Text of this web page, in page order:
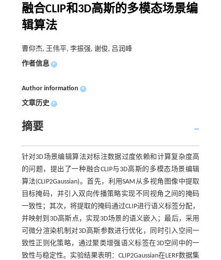
融合CLIP和3D高斯的多模态场景编
辑算法
曹仰杰, 王伟平, 李振强, 谢俊, 吕润峰
作者信息 +
Author information +
文章历史 +
摘要
针对3D场景编辑算法对标注数据过度依赖和计算复杂度高
的问题，提出了一种融合CLIP与3D高斯的多模态场景编辑
算法(CLIP2Gaussian)。首先，利用SAM从多视角图像中提取
目标掩码，并引入双向传播策略实现不同视角之间的掩码
一致性；其次，将提取的掩码通过CLIP进行语义标签分配，
并映射到3D高斯点，实现3D场景的语义嵌入；最后，采用
可微分渲染机制对3D高斯参数进行优化，同时引入空间一
致性正则化策略，通过聚类增强语义标签在3D空间中的一
致性与稳定性。实验结果表明：CLIP2Gaussian在LERF数据集